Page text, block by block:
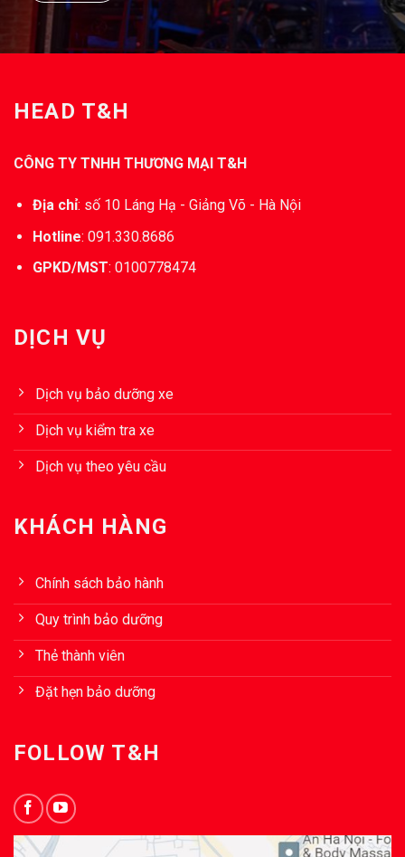
HEAD T&H
CÔNG TY TNHH THƯƠNG MẠI T&H
Địa chỉ: số 10 Láng Hạ - Giảng Võ - Hà Nội
Hotline: 091.330.8686
GPKD/MST: 0100778474
DỊCH VỤ
Dịch vụ bảo dưỡng xe
Dịch vụ kiểm tra xe
Dịch vụ theo yêu cầu
KHÁCH HÀNG
Chính sách bảo hành
Quy trình bảo dưỡng
Thẻ thành viên
Đặt hẹn bảo dưỡng
FOLLOW T&H